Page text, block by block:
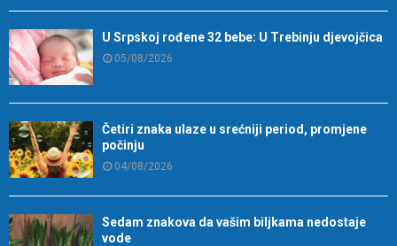
U Srpskoj rođene 32 bebe: U Trebinju djevojčica
05/08/2026
Četiri znaka ulaze u srećniji period, promjene
počinju
04/08/2026
Sedam znakova da vašim biljkama nedostaje
vode